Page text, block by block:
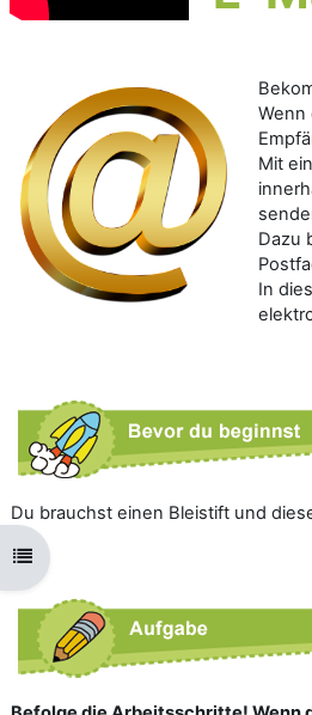
Kursindex öffnen
Wenn
Mit
Dazu
In
Du brauchst einen Bleistift und